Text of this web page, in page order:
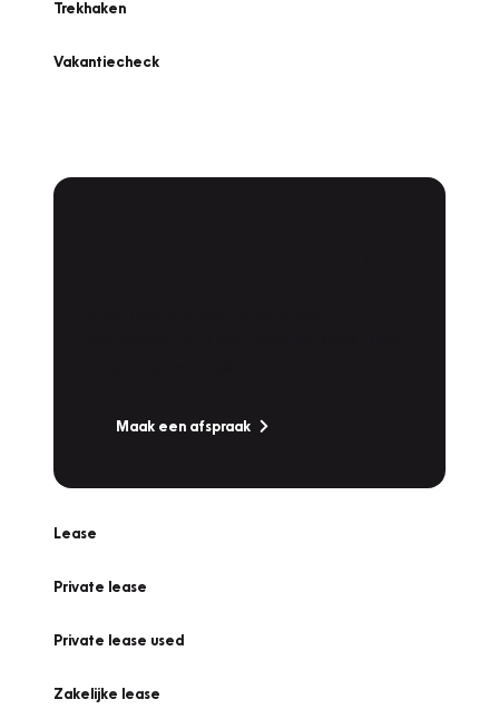
Trekhaken
Vakantiecheck
Maak een afspraak
Lease
Private lease
Private lease used
Zakelijke lease